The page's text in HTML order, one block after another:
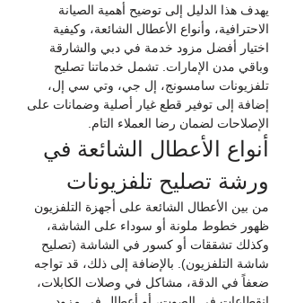
يهدف هذا الدليل إلى توضيح أهمية الصيانة
الاحترافية، وأنواع الأعطال الشائعة، وكيفية
اختيار أفضل مزود خدمة في دبي والشارقة
وباقي مدن الإمارات. تشمل خدماتنا تصليح
تلفزيونات سامسونج، إل جي، وتي سي إل،
إضافة إلى توفير قطع غيار أصلية وضمانات على
الإصلاحات لضمان رضا العملاء التام.
أنواع الأعطال الشائعة في
ورشة تصليح تلفزيونات
من بين الأعطال الشائعة على أجهزة التلفزيون
ظهور خطوط ملونة أو سوداء على الشاشة،
وكذلك تشققات أو كسور في الشاشة (تصليح
شاشة التلفزيون). بالإضافة إلى ذلك، قد تواجه
ضعفاً في الدقة، مشاكل في وصلات الكابلات،